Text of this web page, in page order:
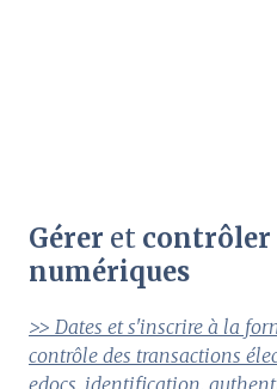
Gérer et contrôler
numériques
>> Dates et s'inscrire à la
contrôle des transactions